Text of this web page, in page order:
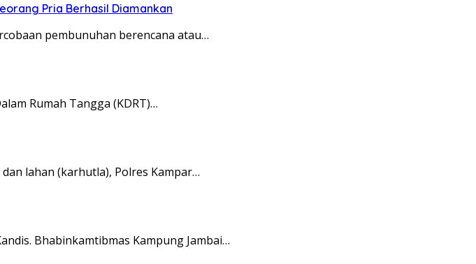
Pria Berhasil Diamankan
pembunuhan berencana atau…
Rumah Tangga (KDRT)…
lahan (karhutla), Polres Kampar…
Bhabinkamtibmas Kampung Jambai…